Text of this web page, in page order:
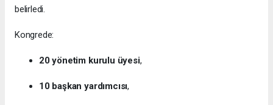
belirledi.
Kongrede:
20 yönetim kurulu üyesi,
10 başkan yardımcısı,